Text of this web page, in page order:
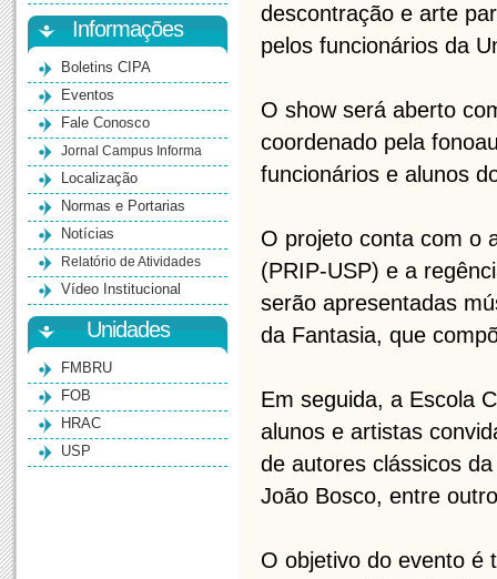
Informações
Boletins CIPA
Eventos
Fale Conosco
Jornal Campus Informa
Localização
Normas e Portarias
Notícias
Relatório de Atividades
Vídeo Institucional
Unidades
FMBRU
FOB
HRAC
USP
descontração e arte
pelos funcionários da
O show será aberto
coordenado pela
funcionários e alunos
O projeto conta com o
(PRIP-USP) e a
serão apresentadas
da Fantasia, que
Em seguida, a Escola
alunos e artistas
de autores clássicos
João Bosco, entre
O objetivo do evento é